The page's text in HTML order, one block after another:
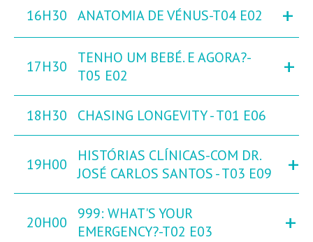
16H30 ANATOMIA DE VÉNUS-T04 E02 +
17H30
TENHO UM BEBÉ. E AGORA?-
T05 E02
+
18H30 CHASING LONGEVITY - T01 E06
19H00
HISTÓRIAS CLÍNICAS-COM DR.
JOSÉ CARLOS SANTOS - T03 E09
+
20H00
999: WHAT'S YOUR
EMERGENCY?-T02 E03
+